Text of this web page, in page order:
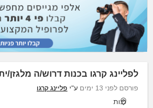
לפליינג קרגו בכנות דרוש/ה מלגזן/
פורסם לפני 13 ימים ע"י פליינג קרגו
כנות